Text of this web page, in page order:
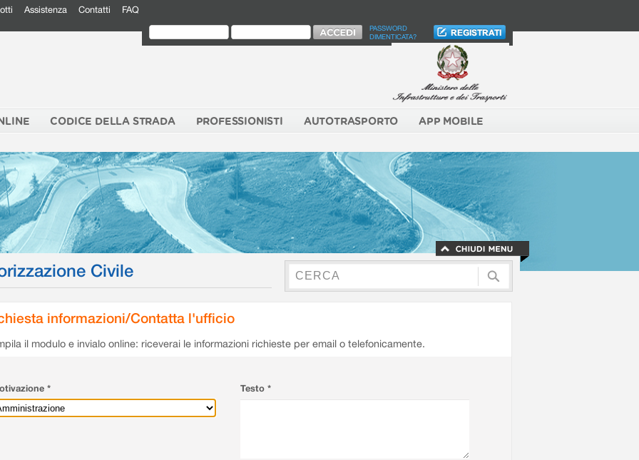
Assistenza Contatti FAQ
PASSWORD
DIMENTICATA?
CODICE DELLA STRADA PROFESSIONISTI AUTOTRASPORTO APP MOBILE
Civile
informazioni/Contatta l'ufficio
il modulo e invialo online: riceverai le informazioni richieste per email o telefonicamente.
* Testo *